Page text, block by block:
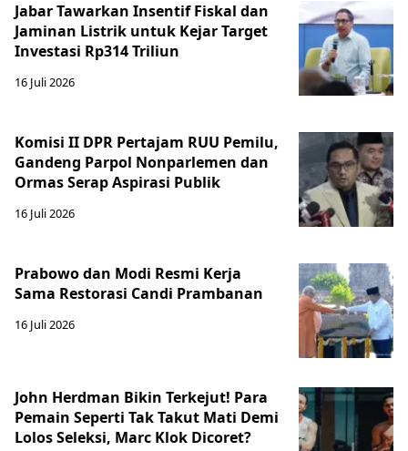
Jabar Tawarkan Insentif Fiskal dan
Jaminan Listrik untuk Kejar Target
Investasi Rp314 Triliun
16 Juli 2026
Komisi II DPR Pertajam RUU Pemilu,
Gandeng Parpol Nonparlemen dan
Ormas Serap Aspirasi Publik
16 Juli 2026
Prabowo dan Modi Resmi Kerja
Sama Restorasi Candi Prambanan
16 Juli 2026
John Herdman Bikin Terkejut! Para
Pemain Seperti Tak Takut Mati Demi
Lolos Seleksi, Marc Klok Dicoret?